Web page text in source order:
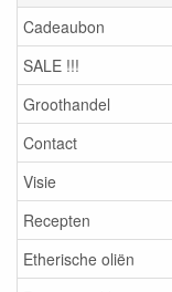
Cadeaubon
SALE !!!
Groothandel
Contact
Visie
Recepten
Etherische oliën